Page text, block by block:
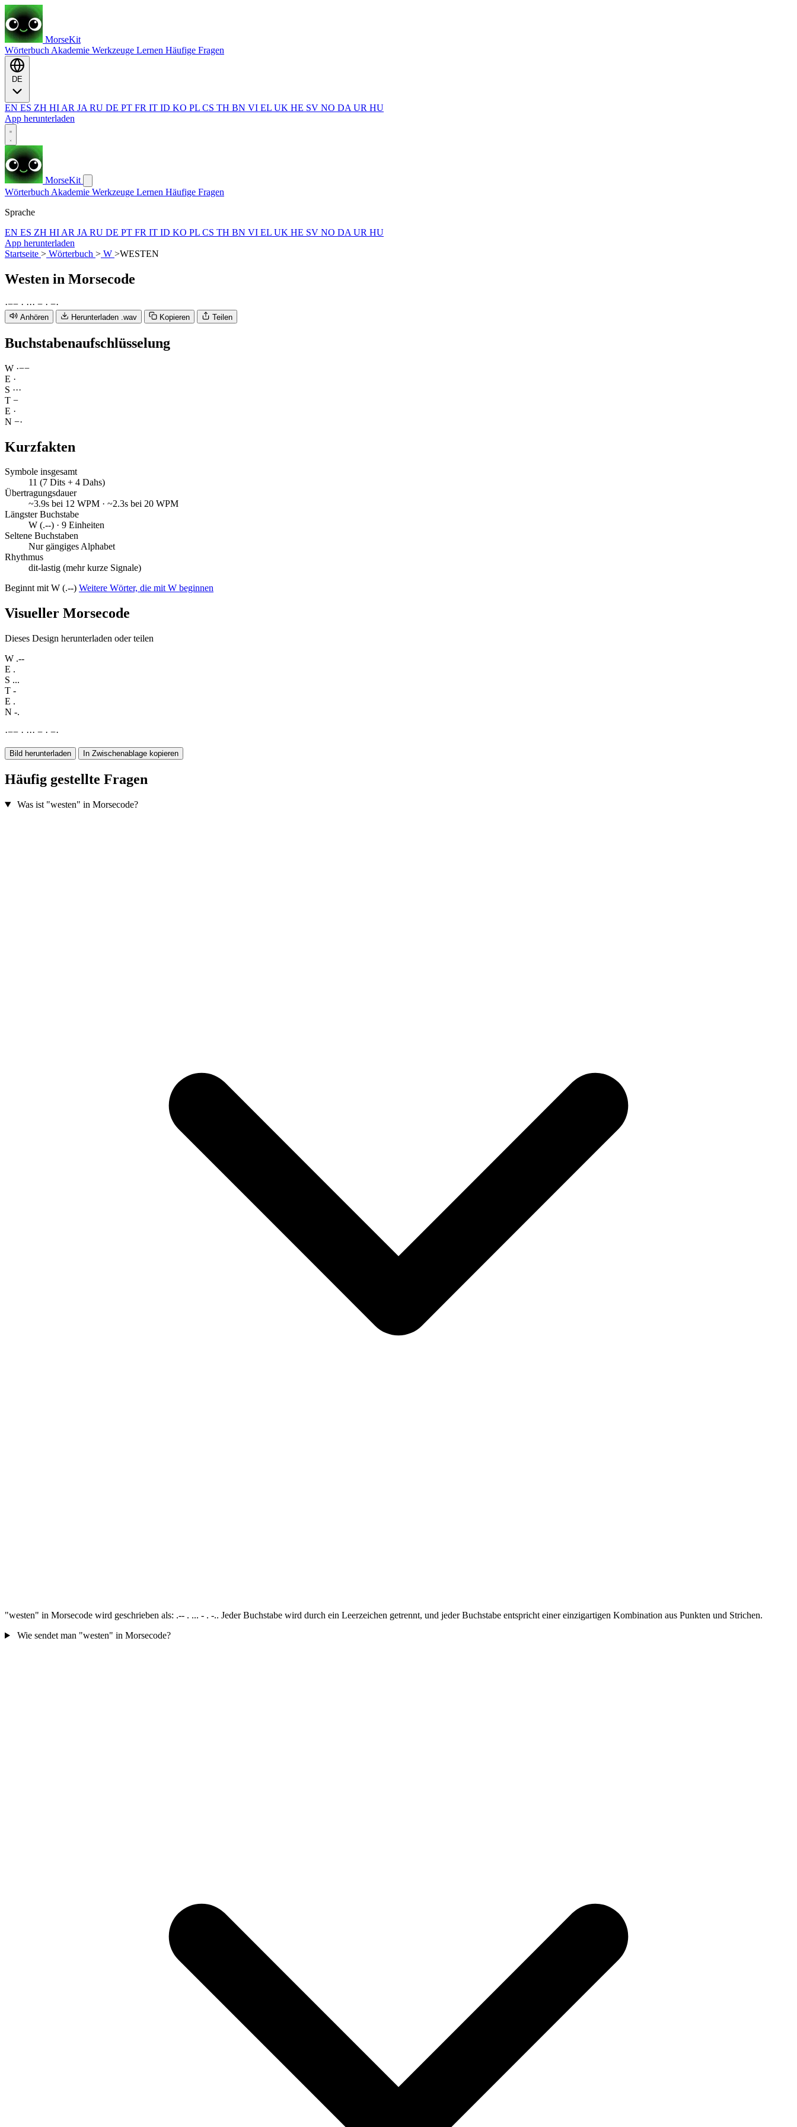
MorseKit
Wörterbuch Akademie Werkzeuge Lernen Häufige Fragen
EN ES ZH HI AR JA RU DE PT FR IT ID KO PL CS TH BN VI EL UK HE SV NO DA UR HU
App herunterladen
MorseKit
Wörterbuch Akademie Werkzeuge Lernen Häufige Fragen
Sprache
EN ES ZH HI AR JA RU DE PT FR IT ID KO PL CS TH BN VI EL UK HE SV NO DA UR HU
App herunterladen
Startseite > Wörterbuch > W >WESTEN
Westen in Morsecode
·−− · ··· − · −·
Anhören Herunterladen .wav Kopieren Teilen
Buchstabenaufschlüsselung
W ·−−
E ·
S ···
T −
E ·
N −·
Kurzfakten
Symbole insgesamt
11 (7 Dits + 4 Dahs)
Übertragungsdauer
~3.9s bei 12 WPM · ~2.3s bei 20 WPM
Längster Buchstabe
W (.--) · 9 Einheiten
Seltene Buchstaben
Nur gängiges Alphabet
Rhythmus
dit-lastig (mehr kurze Signale)
Beginnt mit W (.--) Weitere Wörter, die mit W beginnen
Visueller Morsecode
Dieses Design herunterladen oder teilen
W .--
E .
S ...
T -
E .
N -.
·−− · ··· − · −·
Bild herunterladen In Zwischenablage kopieren
Häufig gestellte Fragen
Was ist "westen" in Morsecode?
"westen" in Morsecode wird geschrieben als: .-- . ... - . -.. Jeder Buchstabe wird durch ein Leerzeichen getrennt, und jeder Buchstabe entspricht einer einzigartigen Kombination aus Punkten und Strichen.
Wie sendet man "westen" in Morsecode?